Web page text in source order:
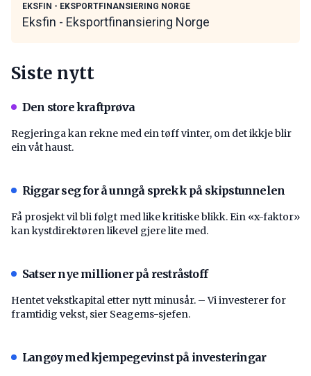
EKSFIN - EKSPORTFINANSIERING NORGE
Eksfin - Eksportfinansiering Norge
Siste nytt
Den store kraftprøva
Regjeringa kan rekne med ein tøff vinter, om det ikkje blir
ein våt haust.
Riggar seg for å unngå sprekk på skipstunnelen
Få prosjekt vil bli følgt med like kritiske blikk. Ein «x-faktor»
kan kystdirektøren likevel gjere lite med.
Satser nye millioner på restråstoff
Hentet vekstkapital etter nytt minusår. – Vi investerer for
framtidig vekst, sier Seagems-sjefen.
Langøy med kjempegevinst på investeringar